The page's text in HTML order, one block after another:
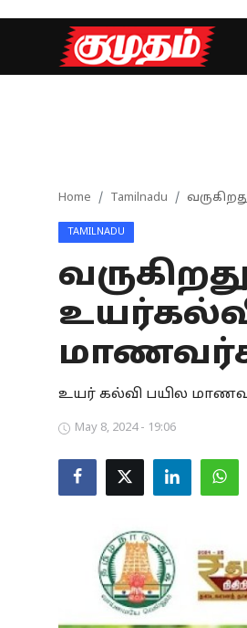
Games
Special Story
Business
Home Tamilnadu
TAMILNADU
உயர் கல்வி பயில
May 8, 2024 - 19:06